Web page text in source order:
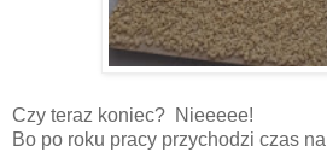
Czy teraz koniec? Nieeeee!
Bo po roku pracy przychodzi czas